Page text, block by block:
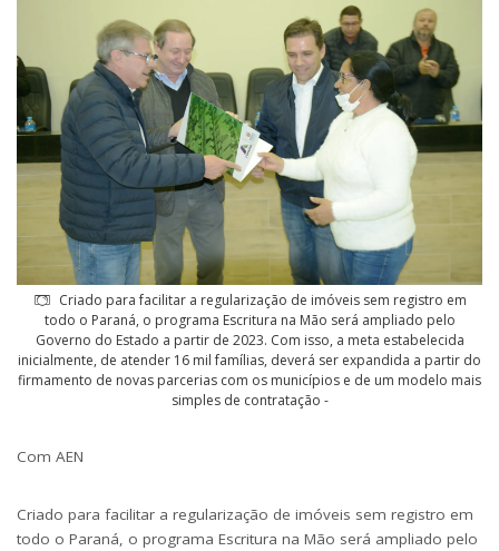
Criado para facilitar a regularização de imóveis sem registro em
todo o Paraná, o programa Escritura na Mão será ampliado pelo
Governo do Estado a partir de 2023. Com isso, a meta estabelecida
inicialmente, de atender 16 mil famílias, deverá ser expandida a partir do
firmamento de novas parcerias com os municípios e de um modelo mais
simples de contratação -
Com AEN
Criado para facilitar a regularização de imóveis sem registro em
todo o Paraná, o programa Escritura na Mão será ampliado pelo